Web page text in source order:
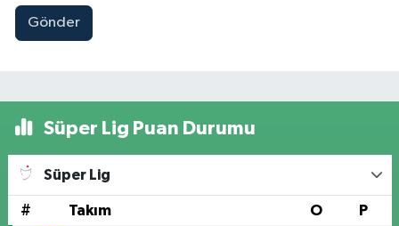
Gönder
Süper Lig Puan Durumu
Süper Lig
# Takım O P